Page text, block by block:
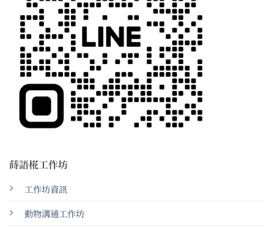
蒔語椛工作坊
工作坊資訊
動物溝通工作坊